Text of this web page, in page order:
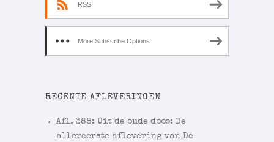
RSS
More Subscribe Options
RECENTE AFLEVERINGEN
Afl. 388: Uit de oude doos: De
allereerste aflevering van De